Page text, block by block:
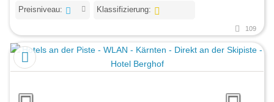
Preisniveau: Klassifizierung:
109